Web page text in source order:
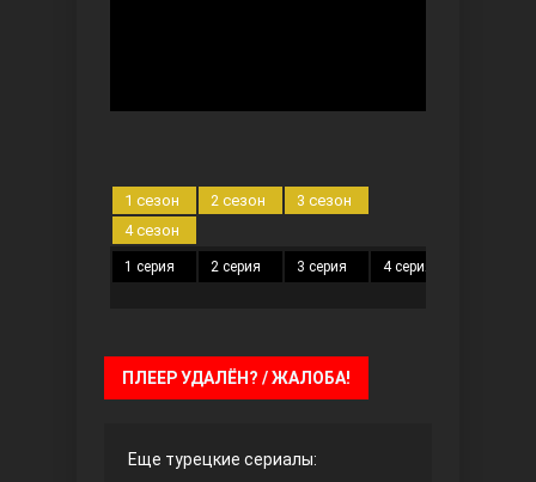
1 сезон 2 сезон
3 сезон
4 сезон
1 серия 2 серия 3 серия 4 серия
ПЛЕЕР УДАЛЁН? / ЖАЛОБА!
Еще турецкие сериалы: